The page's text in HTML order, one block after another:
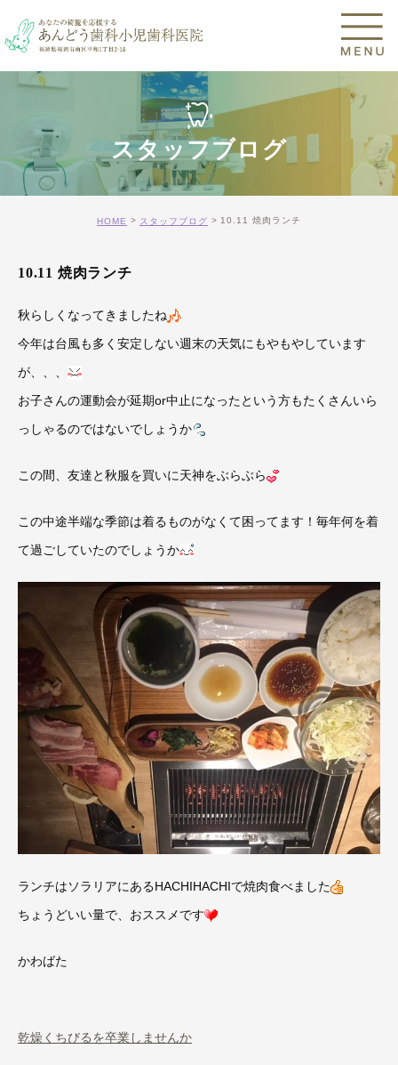
スタッフブログ
HOME スタッフブログ 10.11 焼肉ランチ
10.11 焼肉ランチ
秋らしくなってきましたね
今年は台風も多く安定しない週末の天気にもやもやしています
が、、、
お子さんの運動会が延期or中止になったという方もたくさんいら
っしゃるのではないでしょうか
この間、友達と秋服を買いに天神をぶらぶら
この中途半端な季節は着るものがなくて困ってます！毎年何を着
て過ごしていたのでしょうか
ランチはソラリアにあるHACHIHACHIで焼肉食べました
ちょうどいい量で、おススメです
かわばた
乾燥くちびるを卒業しませんか